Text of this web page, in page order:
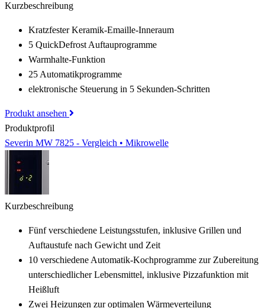
Kurzbeschreibung
Kratzfester Keramik-Emaille-Inneraum
5 QuickDefrost Auftauprogramme
Warmhalte-Funktion
25 Automatikprogramme
elektronische Steuerung in 5 Sekunden-Schritten
Produkt ansehen
Produktprofil
Severin MW 7825 - Vergleich • Mikrowelle
Kurzbeschreibung
Fünf verschiedene Leistungsstufen, inklusive Grillen und
Auftaustufe nach Gewicht und Zeit
10 verschiedene Automatik-Kochprogramme zur Zubereitung
unterschiedlicher Lebensmittel, inklusive Pizzafunktion mit
Heißluft
Zwei Heizungen zur optimalen Wärmeverteilung